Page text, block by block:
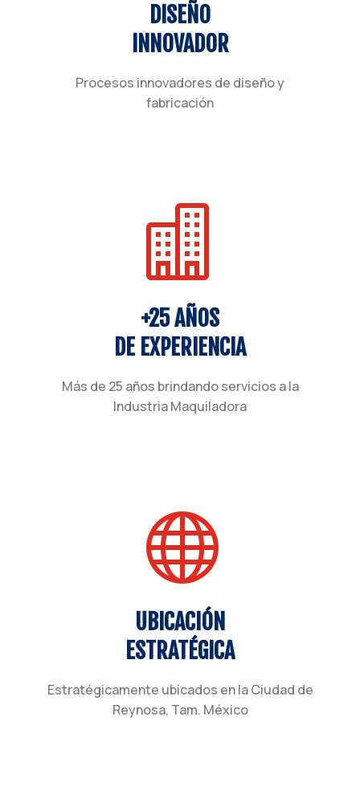
DISEÑO
INNOVADOR
Procesos innovadores de diseño y
fabricación

+25 AÑOS
DE EXPERIENCIA
Más de 25 años brindando servicios a la
Industria Maquiladora

UBICACIÓN
ESTRATÉGICA
Estratégicamente ubicados en la Ciudad de
Reynosa, Tam. México